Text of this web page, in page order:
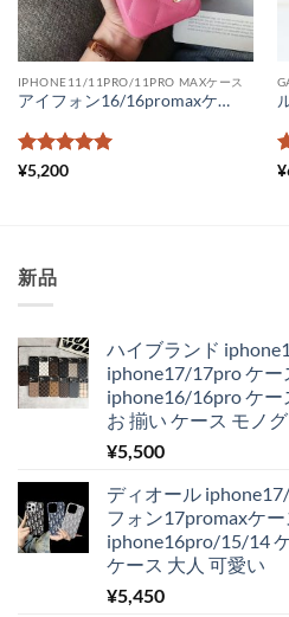
IPHONE11/11PRO/11PRO MAXケース
アイフォン16/16promaxケース シャネル マトラッセ iphone15/15pro ケース 背面収納 iphone14promax ケース chanel アイフォン14/13ケース ラムスキン ココマーク ブランドパロディ iphone12promax ケース かわいい
5段階中
¥5,200 5
¥
新品
ハイブランド
iphone17/17pro ケー
iphone16/16pro ケー
お 揃い ケース モノ
¥5,500
ディオール
フォン17promaxケ
iphone16pro/15/14
ケース 大人 可愛い
¥5,450